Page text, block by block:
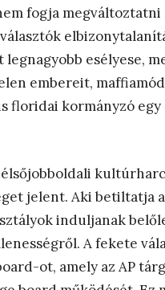
fogja
esélyese,
embereit,
floridai kormányzó
jelent. Aki betiltatja
induljanak
A fekete
ot, amely az AP